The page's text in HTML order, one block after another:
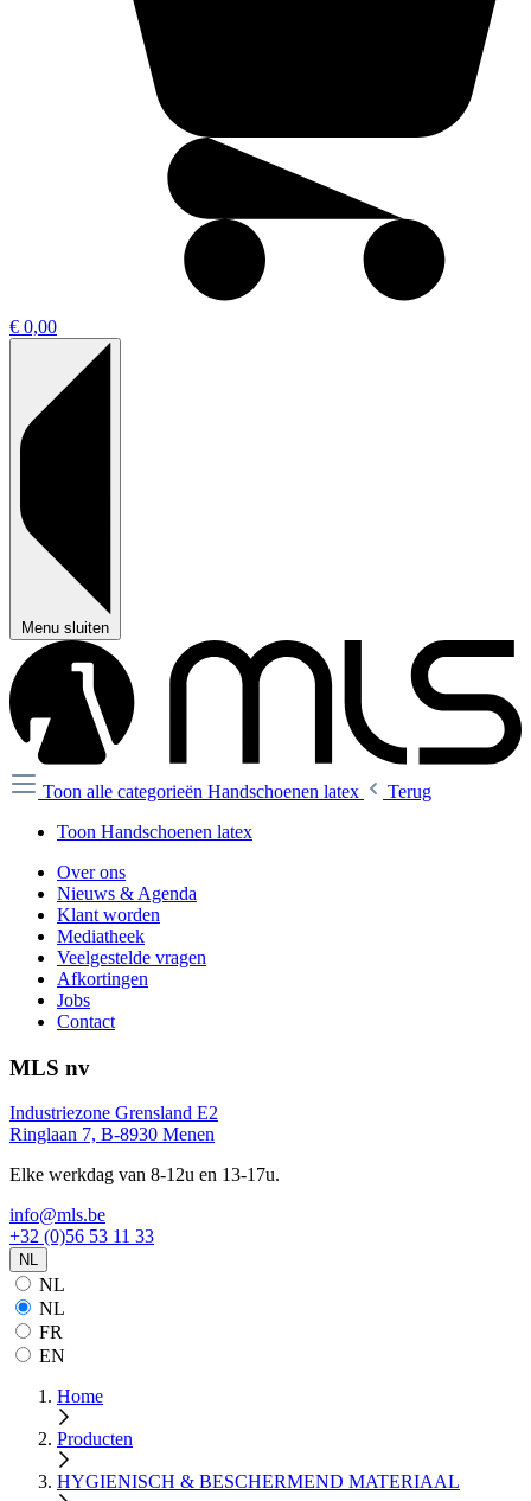
€ 0,00
Menu sluiten
Toon alle categorieën Handschoenen latex
Terug
Toon Handschoenen latex
Over ons
Nieuws & Agenda
Klant worden
Mediatheek
Veelgestelde vragen
Afkortingen
Jobs
Contact
MLS nv
Industriezone Grensland E2
Ringlaan 7, B-8930 Menen
Elke werkdag van 8-12u en 13-17u.
info@mls.be
+32 (0)56 53 11 33
NL
NL
NL
FR
EN
Home
Producten
HYGIENISCH & BESCHERMEND MATERIAAL